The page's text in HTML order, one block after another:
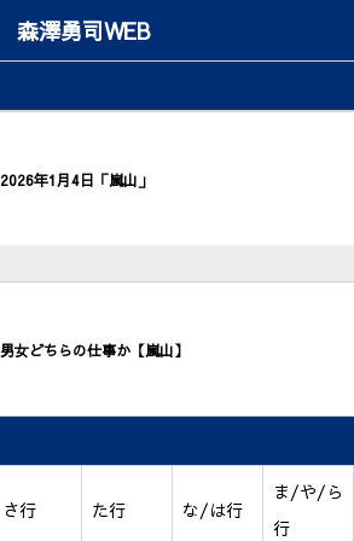
森澤勇司WEB
2026年1月4日「嵐山」
男女どちらの仕事か【嵐山】
さ行 た行 な/は行
ま/や/ら
行